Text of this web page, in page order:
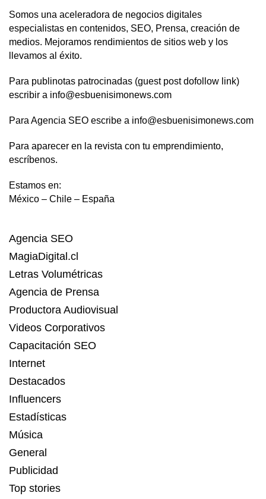
Somos una aceleradora de negocios digitales
especialistas en contenidos, SEO, Prensa, creación de
medios. Mejoramos rendimientos de sitios web y los
llevamos al éxito.
Para publinotas patrocinadas (guest post dofollow link)
escribir a info@esbuenisimonews.com
Para Agencia SEO escribe a info@esbuenisimonews.com
Para aparecer en la revista con tu emprendimiento,
escríbenos.
Estamos en:
México – Chile – España
Agencia SEO
MagiaDigital.cl
Letras Volumétricas
Agencia de Prensa
Productora Audiovisual
Videos Corporativos
Capacitación SEO
Internet
Destacados
Influencers
Estadísticas
Música
General
Publicidad
Top stories